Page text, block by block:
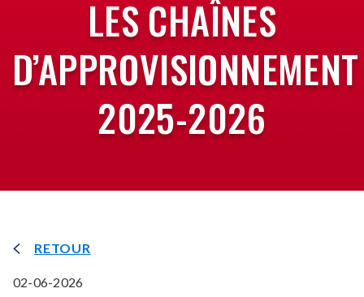
LES CHAÎNES
D’APPROVISIONNEMENT
2025-2026
RETOUR
02-06-2026